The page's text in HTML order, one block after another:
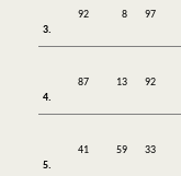
3.
92 8 97
4.
87 13 92
5.
41 59 33